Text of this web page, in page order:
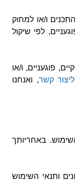
ו/או למחוק
לפי שיקול
פוגעניים, ו/או
ליצור קשר, ואנחנו
באחריותך
ותנאי השימוש